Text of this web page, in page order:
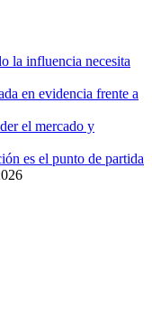
la influencia necesita
en evidencia frente a
el mercado y
es el punto de partida